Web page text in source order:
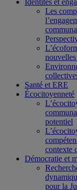
Identités et
Les
Santé et ERE
Écocitoyenneté
potentiel
contexte
Démocratie et
pour la